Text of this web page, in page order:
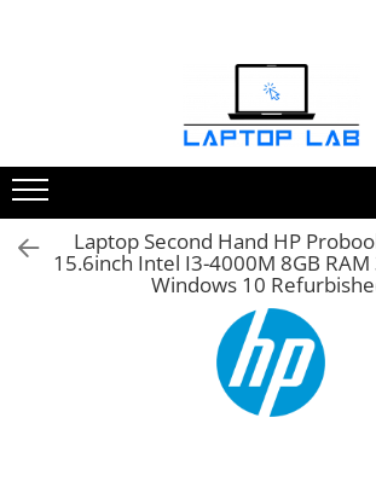
Mouseuri
Încărcătoare
Laptop Second Hand HP
15.6inch Intel I3-4000M 8GB RAM
Windows 10